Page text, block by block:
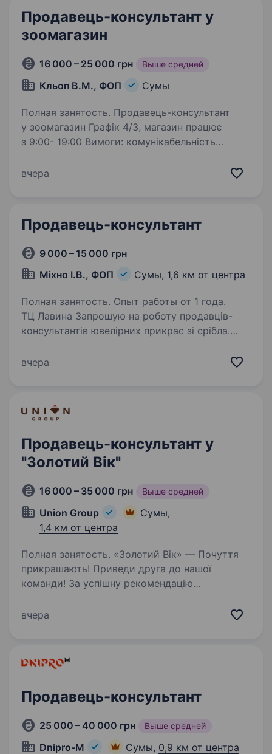
Продавець-консультант у
зоомагазин
16 000 – 25 000 грн Выше средней
Кльоп В.М., ФОП Сумы
Полная занятость. Продавець-консультант
у зоомагазин Графік 4/3, магазин працює
з 9:00- 19:00 Вимоги: комунікабельність
навчатися Любов до тварин Обовʼязки:
вчера
Продавець-консультант
9 000 – 15 000 грн
Міхно І.В., ФОП
Сумы, 1,6 км от центра
Полная занятость. Опыт работы от 1 года.
ТЦ Лавина Запрошую на роботу продавців-
консультантів ювелiрних прикрас зi срiбла.
консультація покупців; прямі продажі;
вчера
Продавець-консультант у
"Золотий Вік"
16 000 – 35 000 грн Выше средней
Union Group
Сумы,
1,4 км от центра
Полная занятость. «Золотий Вік» — Почуття
прикрашають! Приведи друга до нашої
команди! За успішну рекомендацію
17. Запитай деталі у рекрутера!
вчера
Продавець-консультант
25 000 – 40 000 грн Выше средней
Dnipro-M Сумы, 0,9 км от центра